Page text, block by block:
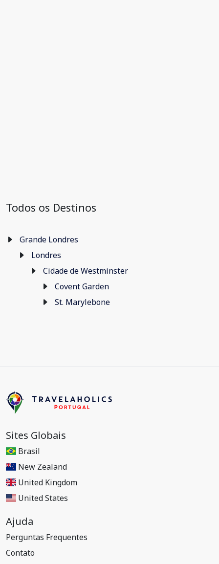
Todos os Destinos
Grande Londres
Londres
Cidade de Westminster
Covent Garden
St. Marylebone
Sites Globais
Brasil
New Zealand
United Kingdom
United States
Ajuda
Perguntas Frequentes
Contato